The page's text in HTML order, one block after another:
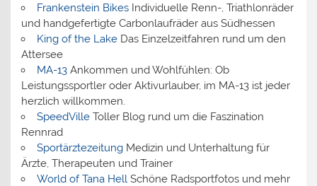
Frankenstein BikesIndividuelle Renn-, Triathlonräder
und handgefertigte Carbonlaufräder aus Südhessen
King of the LakeDas Einzelzeitfahren rund um den
Attersee
MA-13Ankommen und Wohlfühlen: Ob
Leistungssportler oder Aktivurlauber, im MA-13 ist jeder
herzlich willkommen.
SpeedVilleToller Blog rund um die Faszination
Rennrad
SportärztezeitungMedizin und Unterhaltung für
Ärzte, Therapeuten und Trainer
World of Tana HellSchöne Radsportfotos und mehr